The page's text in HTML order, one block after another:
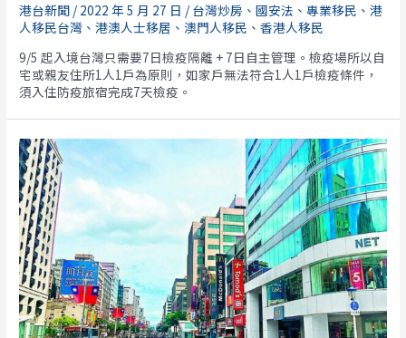
港台新聞 / 2022 年 5 月 27 日 / 台灣炒房 、國安法 、專業移民 、港
人移民台灣 、港澳人士移居 、澳門人移民 、香港人移民
9/5 起入境台灣只需要7日檢疫隔離 + 7日自主管理。檢疫場所以自
宅或親友住所1人1戶為原則，如家戶無法符合1人1戶檢疫條件，
須入住防疫旅宿完成7天檢疫。